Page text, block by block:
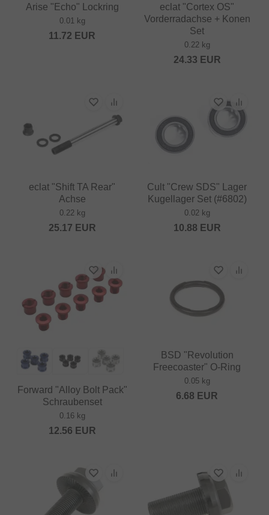
Arise "Echo" Lockring
0.01 kg
11.72 EUR
eclat "Cortex OS"
Vorderradachse + Konen
Set
0.22 kg
24.33 EUR
eclat "Shift TA Rear"
Achse
0.22 kg
25.17 EUR
Cult "Crew SDS" Lager
Kugellager Set (#6802)
0.02 kg
10.88 EUR
Forward "Alloy Bolt Pack"
Schraubenset
0.16 kg
12.56 EUR
BSD "Revolution
Freecoaster" O-Ring
0.05 kg
6.68 EUR